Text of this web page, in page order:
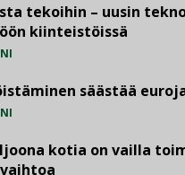
tekoihin – uusin
kiinteistöissä
säästää
kotia on vailla